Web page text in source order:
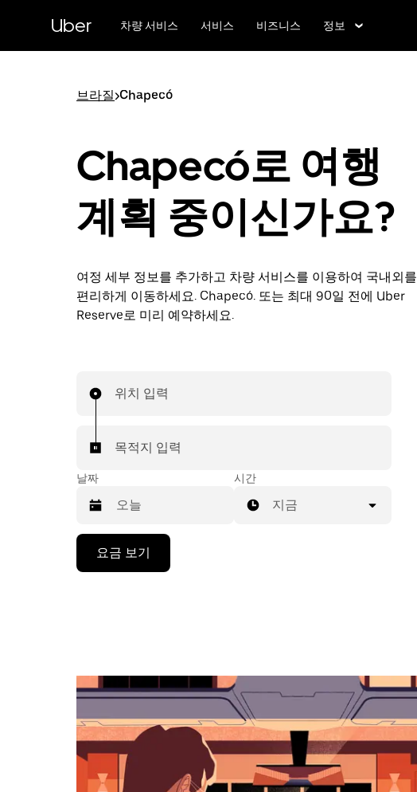
Uber 차량 서비스 서비스 비즈니스 정보
브라질>Chapecó
Chapecó로 여행
계획 중이신가요?
여정 세부 정보를 추가하고 차량 서비스를 이용하여 국내외를
편리하게 이동하세요. Chapecó. 또는 최대 90일 전에 Uber
Reserve로 미리 예약하세요.
위치 입력
목적지 입력
날짜
면
아
화
살
표
키
시간
지금
요금 보기